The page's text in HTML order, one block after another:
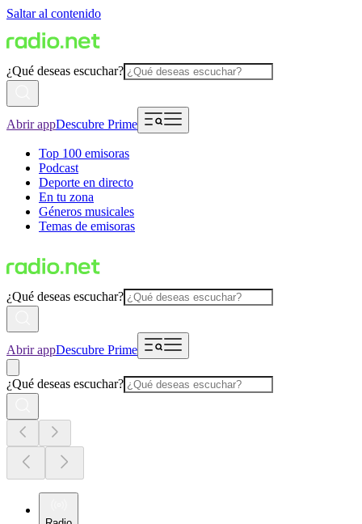
Saltar al contenido
¿Qué deseas escuchar?
Abrir appDescubre Prime
Top 100 emisoras
Podcast
Deporte en directo
En tu zona
Géneros musicales
Temas de emisoras
¿Qué deseas escuchar?
Abrir appDescubre Prime
¿Qué deseas escuchar?